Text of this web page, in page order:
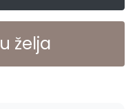
želja